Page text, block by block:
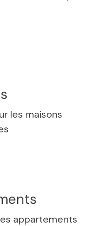
les maisons
appartements